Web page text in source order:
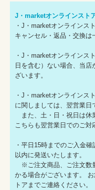
J・marketオンラインスト
・J・marketオンラインス
キャンセル・返品・交換は
・J・marketオンラインス
日を含む）ない場合、当
ざいます。
・J・marketオンラインス
に関しましては、翌営業日
また、土・日・祝日は休
こちらも翌営業日でのご
・平日15時までのご入金
以内に発送いたします。
※ご注文商品、ご注文数
かる場合がございます。
トアまでご連絡ください。